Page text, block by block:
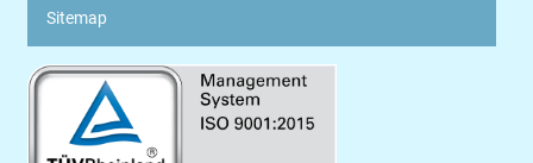
Sitemap